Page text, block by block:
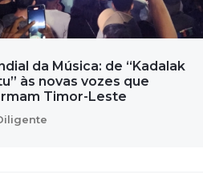
da Música: de “Kadalak
às novas vozes que
Timor-Leste